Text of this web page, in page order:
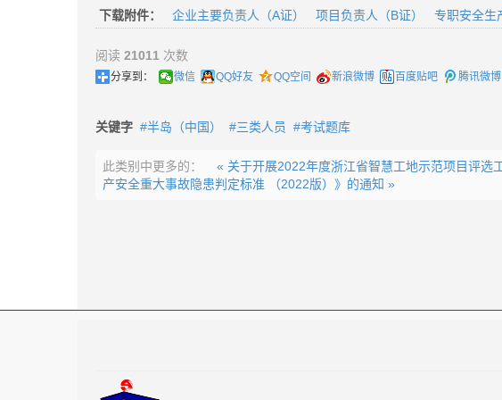
下载附件： 企业主要负责人（A证） 项目负责人（B证） 专职安全生
阅读 21011 次数
分享到： 微信 QQ好友 QQ空间 新浪微博 百度贴吧 腾讯微博
关键字 半岛（中国） 三类人员 考试题库
此类别中更多的： « 关于开展2022年度浙江省智慧工地示范项目评选
产安全重大事故隐患判定标准 （2022版）》的通知 »